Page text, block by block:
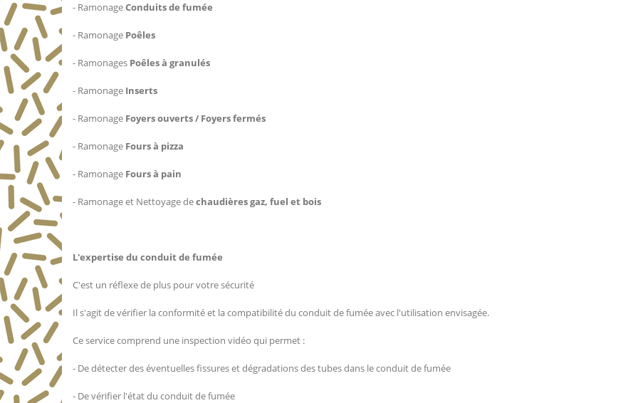
- RamonageConduits de fumée
- Ramonage Poêles
- Ramonages Poêles à granulés
- Ramonage Inserts
- Ramonage Foyers ouverts / Foyers fermés
- Ramonage Fours à pizza
- Ramonage Fours à pain
- Ramonage et Nettoyage dechaudières gaz, fuel et bois
L'expertise du conduit de fumée
C'est un réflexe de plus pour votre sécurité
Il s'agit de vérifier la conformité et la compatibilité du conduit de fumée avec l'utilisation envisagée.
Ce service comprend une inspection vidéo qui permet :
- De détecter des éventuelles fissures et dégradations des tubes dans le conduit de fumée
- De vérifier l'état du conduit de fumée